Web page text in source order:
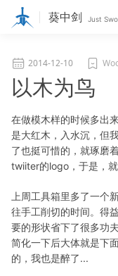
葵中剑 Just
2014-12-10
以木为鸟
在做模木样的时候多出
是大红木，入水沉，但
了也挺可惜的，就琢磨
twiiter的logo，于是，就
上周工具箱里多了一个
往手工削切的时间。得
要的形状省下了很多功
简化一下后大体就是下
的，我也是醉了...